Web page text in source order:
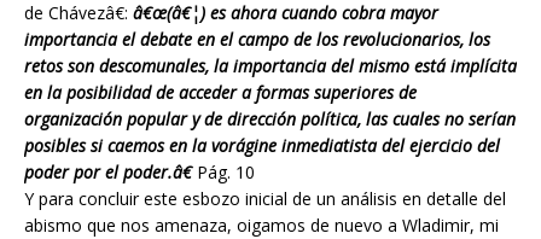
de Chávezâ€: â€œ(â€¦) es ahora cuando cobra mayor
importancia el debate en el campo de los revolucionarios, los
retos son descomunales, la importancia del mismo está implícita
en la posibilidad de acceder a formas superiores de
organización popular y de dirección política, las cuales no serían
posibles si caemos en la vorágine inmediatista del ejercicio del
poder por el poder.â€Pág. 10
Y para concluir este esbozo inicial de un análisis en detalle del
abismo que nos amenaza, oigamos de nuevo a Wladimir, mi